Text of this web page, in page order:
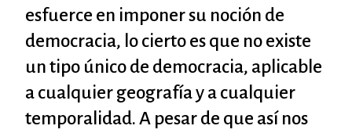
esfuerce en imponer su noción de
democracia, lo cierto es que no existe
un tipo único de democracia, aplicable
a cualquier geografía y a cualquier
temporalidad. A pesar de que así nos